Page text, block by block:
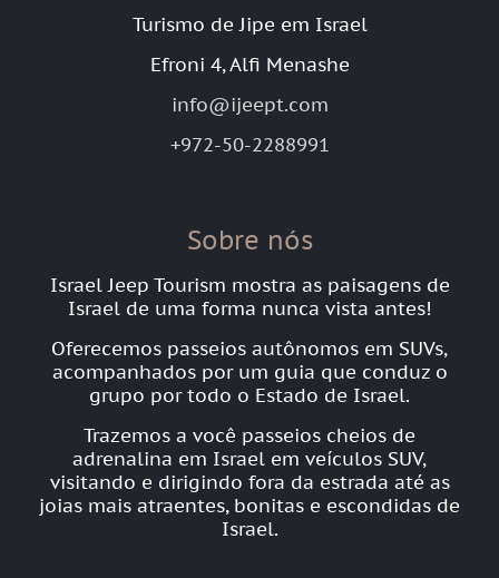
Turismo de Jipe em Israel
Efroni 4, Alfi Menashe
info@ijeept.com
+972-50-2288991
Sobre nós
Israel Jeep Tourism mostra as paisagens de
Israel de uma forma nunca vista antes!
Oferecemos passeios autônomos em SUVs,
acompanhados por um guia que conduz o
grupo por todo o Estado de Israel.
Trazemos a você passeios cheios de
adrenalina em Israel em veículos SUV,
visitando e dirigindo fora da estrada até as
joias mais atraentes, bonitas e escondidas de
Israel.